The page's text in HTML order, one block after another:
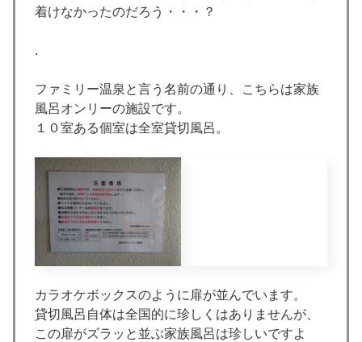
着けなかったのだろう・・・？
.
ファミリー温泉と言う名前の通り、こちらは家族
風呂オンリーの施設です。
１０室ある個室は全室貸切風呂。
カラオケボックスのように扉が並んでいます。
貸切風呂自体は全国的に珍しくはありませんが、
この扉がズラッと並ぶ家族風呂は珍しいですよ